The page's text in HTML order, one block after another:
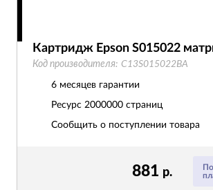
881 р.
Картридж Epson S015022
Код производителя: C13S015022BA
6 месяцев гарантии
Ресурс 2000000 страниц
Сообщить о поступлении товара